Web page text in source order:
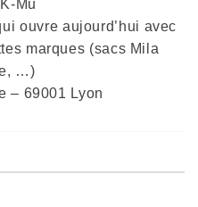
Mu
ouvre aujourd’hui avec
marques (sacs Mila
…)
– 69001 Lyon